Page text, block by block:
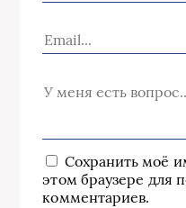
Сохранить моё
этом браузере для
комментариев.